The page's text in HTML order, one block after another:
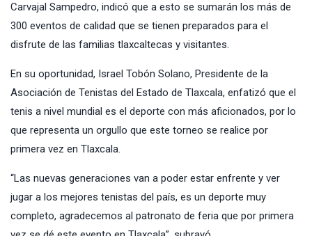
Carvajal Sampedro, indicó que a esto se sumarán los más de
300 eventos de calidad que se tienen preparados para el
disfrute de las familias tlaxcaltecas y visitantes.
En su oportunidad, Israel Tobón Solano, Presidente de la
Asociación de Tenistas del Estado de Tlaxcala, enfatizó que el
tenis a nivel mundial es el deporte con más aficionados, por lo
que representa un orgullo que este torneo se realice por
primera vez en Tlaxcala.
“Las nuevas generaciones van a poder estar enfrente y ver
jugar a los mejores tenistas del país, es un deporte muy
completo, agradecemos al patronato de feria que por primera